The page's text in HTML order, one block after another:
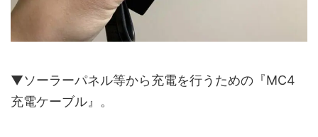
▼ソーラーパネル等から充電を行うための『MC4
充電ケーブル』。